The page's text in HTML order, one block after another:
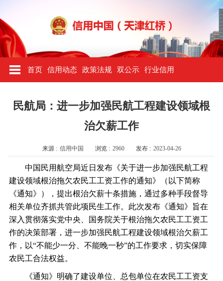
首页 信用动态 政策法规 双公示 行业信用
民航局：进一步加强民航工程建设领域根
治欠薪工作
来源 : 信用中国 浏览 : 2960 发布 : 2023-04-26
中国民用航空局近日发布《关于进一步加强民航工程
建设领域根治拖欠农民工工资工作的通知》（以下简称
《通知》），提出根治欠薪十条措施，通过多种手段督导
相关单位齐抓共管此项民生工作。此次发布《通知》旨在
深入贯彻落实党中央、国务院关于根治拖欠农民工工资工
作的决策部署，进一步加强民航工程建设领域根治欠薪工
作，以“不能少一分、不能晚一秒”的工作要求，切实保障
农民工合法权益。
《通知》明确了建设单位、总包单位在农民工工资支